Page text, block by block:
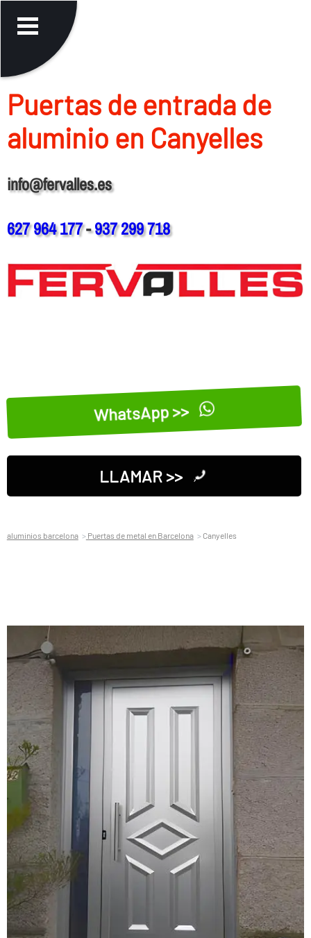
Puertas de entrada de
aluminio en Canyelles
info@fervalles.es
627 964 177-937 299 718
WhatsApp >>
LLAMAR >>
aluminios barcelona Puertas de metal en Barcelona Canyelles